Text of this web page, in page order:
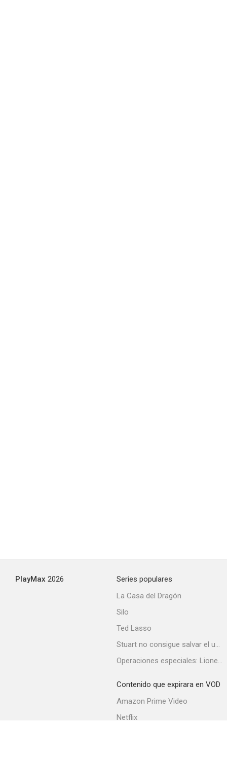
PlayMax 2026
Series populares
La Casa del Dragón
Silo
Ted Lasso
Stuart no consigue salvar el universo
Operaciones especiales: Lioness
Contenido que expirara en VOD
Amazon Prime Video
Netflix